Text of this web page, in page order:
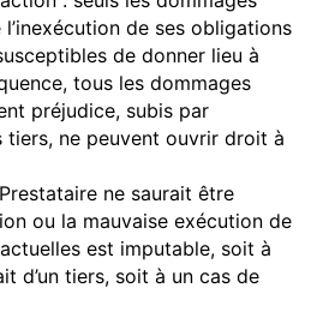
de ses obligations
de donner lieu à
tous les dommages
préjudice, subis par
tiers, ne peuvent ouvrir droit à
ne saurait être
ou la mauvaise exécution de
est imputable, soit à
d’un tiers, soit à un cas de